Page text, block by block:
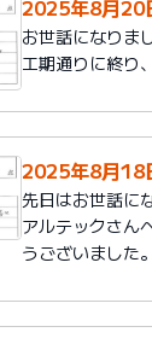
2025年8月20
お世話になりま
工期通りに終り
2025年8月18
先日はお世話に
アルテックさん
うございました。